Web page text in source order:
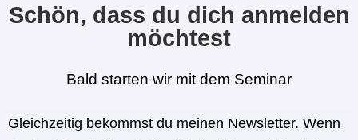
Schön, dass du dich anmelden
möchtest
Bald starten wir mit dem Seminar
“Homöopathische Hausapotheke”
Gleichzeitig bekommst du meinen Newsletter. Wenn